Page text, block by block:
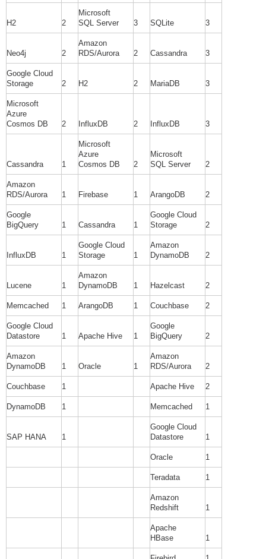
H2 2
Microsoft
SQL Server
3 SQLite 3
Neo4j 2
Amazon
RDS/Aurora
2 Cassandra 3
Google Cloud
Storage
2 H2 2 MariaDB 3
Microsoft
Azure
Cosmos DB
2 InfluxDB 2 InfluxDB 3
Cassandra 1
Microsoft
Azure
Cosmos DB
2
Microsoft
SQL Server
2
Amazon
RDS/Aurora
1 Firebase 1 ArangoDB 2
Google
BigQuery
1 Cassandra 1
Google Cloud
Storage
2
InfluxDB 1
Google Cloud
Storage
1
Amazon
DynamoDB
2
Lucene 1
Amazon
DynamoDB
1 Hazelcast 2
Memcached 1 ArangoDB 1 Couchbase 2
Google Cloud
Datastore
1 Apache Hive 1
Google
BigQuery
2
Amazon
DynamoDB
1 Oracle 1
Amazon
RDS/Aurora
2
Couchbase 1 Apache Hive 2
DynamoDB 1 Memcached 1
SAP HANA 1
Google Cloud
Datastore
1
Oracle 1
Teradata 1
Amazon
Redshift
1
Apache
HBase
1